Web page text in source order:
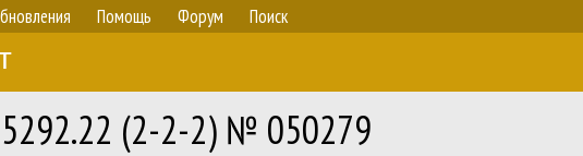
Помощь Форум Поиск
5292.22 (2-2-2) № 050279